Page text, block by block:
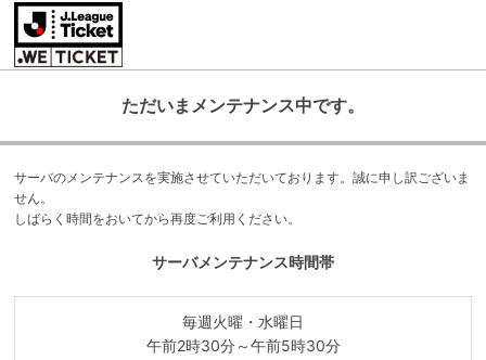
ただいまメンテナンス中です。
サーバのメンテナンスを実施させていただいております。誠に申し訳ございま
せん。
しばらく時間をおいてから再度ご利用ください。
サーバメンテナンス時間帯
毎週火曜・水曜日
午前2時30分～午前5時30分